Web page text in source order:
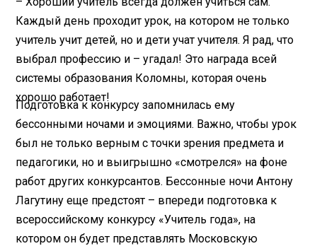
Каждый день проходит урок, на котором не только
учитель учит детей, но и дети учат учителя. Я рад, что
выбрал профессию и – угадал! Это награда всей
системы образования Коломны, которая очень
хорошо работает!
Подготовка к конкурсу запомнилась ему
бессонными ночами и эмоциями. Важно, чтобы урок
был не только верным с точки зрения предмета и
педагогики, но и выигрышно «смотрелся» на фоне
работ других конкурсантов. Бессонные ночи Антону
Лагутину еще предстоят – впереди подготовка к
всероссийскому конкурсу «Учитель года», на
котором он будет представлять Московскую